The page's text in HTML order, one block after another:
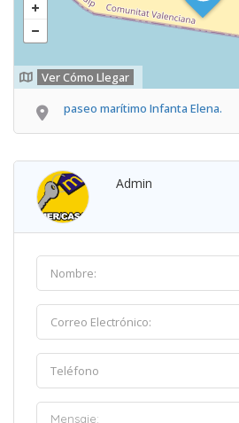
Ver Cómo Llegar
paseo marítimo Infanta Elena.
Admin